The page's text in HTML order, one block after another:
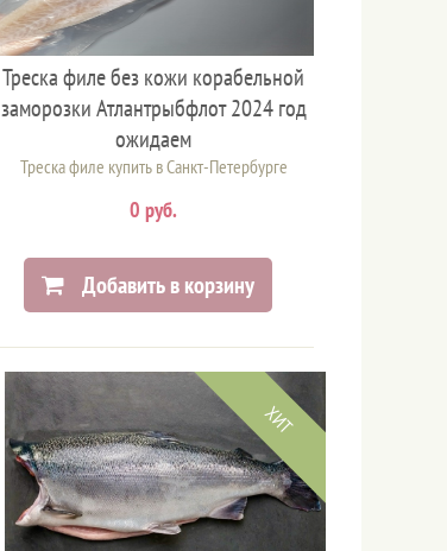
Треска филе без кожи корабельной
заморозки Атлантрыбфлот 2024 год
ожидаем
Треска филе купить в Санкт-Петербурге
0 руб.
Добавить в корзину
ХИТ